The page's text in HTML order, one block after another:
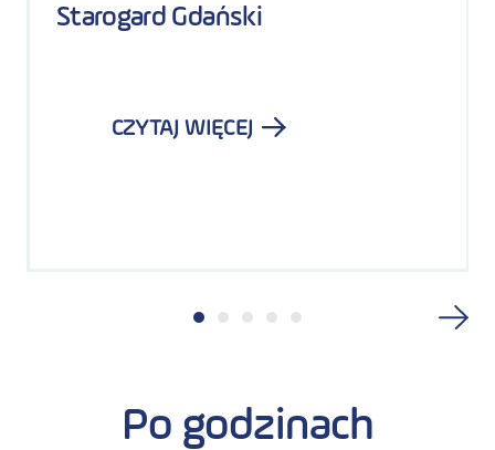
Starogard Gdański
CZYTAJ WIĘCEJ
Po godzinach